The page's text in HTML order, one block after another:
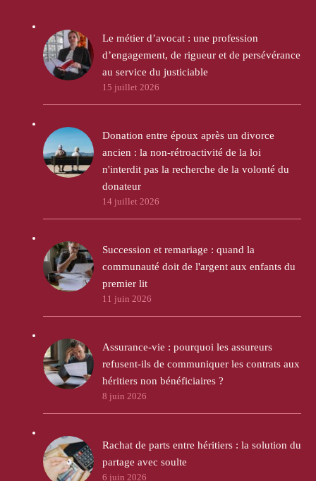
Le métier d’avocat : une profession
d’engagement, de rigueur et de persévérance
au service du justiciable
15 juillet 2026
Donation entre époux après un divorce
ancien : la non-rétroactivité de la loi
n'interdit pas la recherche de la volonté du
donateur
14 juillet 2026
Succession et remariage : quand la
communauté doit de l'argent aux enfants du
premier lit
11 juin 2026
Assurance-vie : pourquoi les assureurs
refusent-ils de communiquer les contrats aux
héritiers non bénéficiaires ?
8 juin 2026
Rachat de parts entre héritiers : la solution du
partage avec soulte
6 juin 2026